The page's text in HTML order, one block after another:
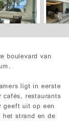
boulevard van
ligt in eerste
restaurants
geeft uit op een
strand en de